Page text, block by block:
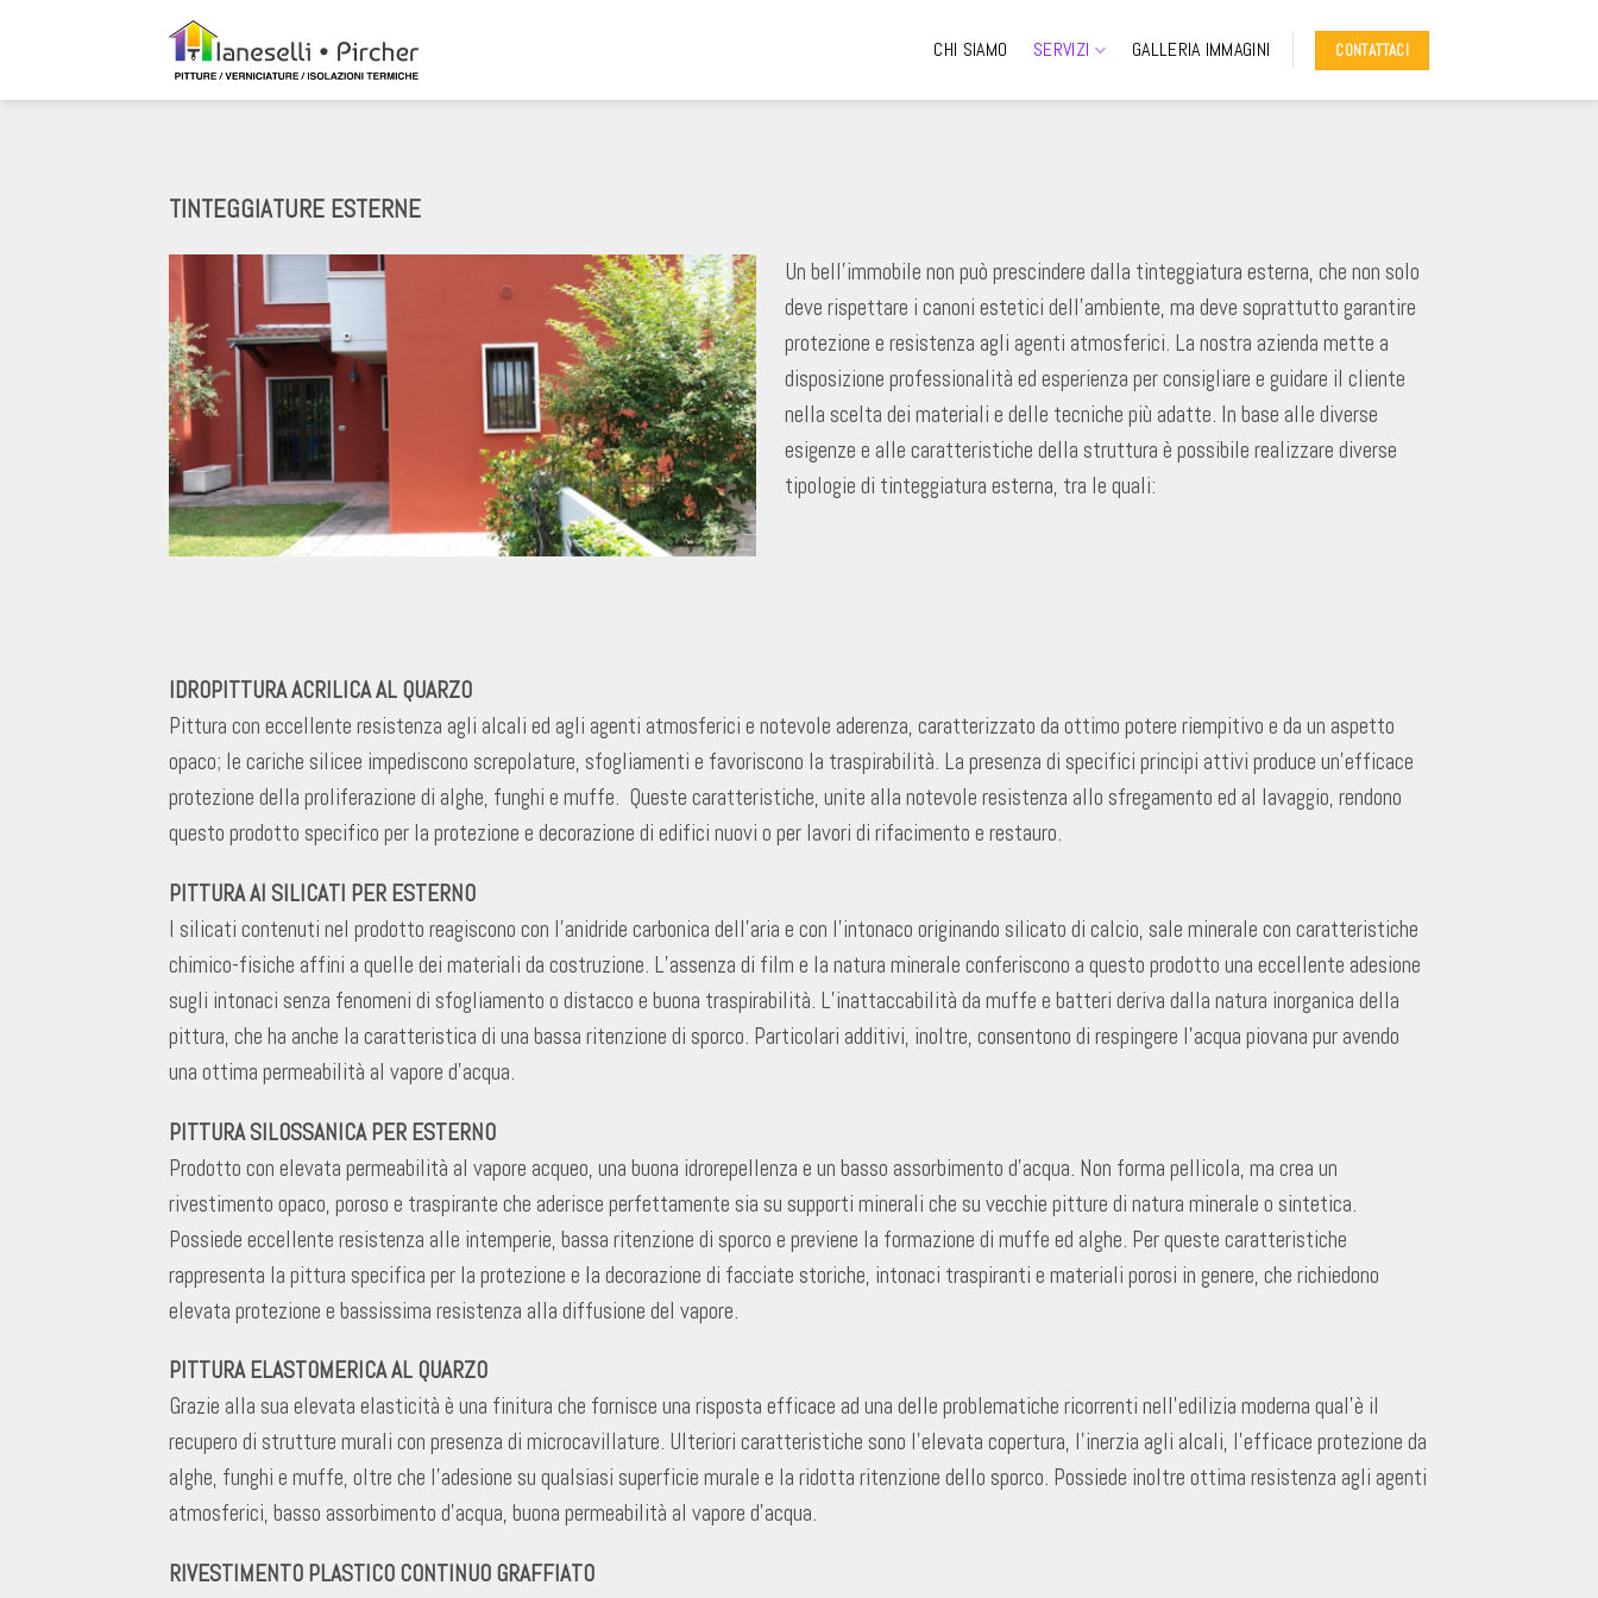
CHI SIAMO SERVIZI GALLERIA IMMAGINI CONTATTACI
TINTEGGIATURE ESTERNE
Un bell’immobile non può prescindere dalla tinteggiatura esterna, che non solo
deve rispettare i canoni estetici dell’ambiente, ma deve soprattutto garantire
protezione e resistenza agli agenti atmosferici. La nostra azienda mette a
disposizione professionalità ed esperienza per consigliare e guidare il cliente
nella scelta dei materiali e delle tecniche più adatte. In base alle diverse
esigenze e alle caratteristiche della struttura è possibile realizzare diverse
tipologie di tinteggiatura esterna, tra le quali:
IDROPITTURA ACRILICA AL QUARZO
Pittura con eccellente resistenza agli alcali ed agli agenti atmosferici e notevole aderenza, caratterizzato da ottimo potere riempitivo e da un aspetto
opaco; le cariche silicee impediscono screpolature, sfogliamenti e favoriscono la traspirabilità. La presenza di specifici principi attivi produce un’efficace
protezione della proliferazione di alghe, funghi e muffe. Queste caratteristiche, unite alla notevole resistenza allo sfregamento ed al lavaggio, rendono
questo prodotto specifico per la protezione e decorazione di edifici nuovi o per lavori di rifacimento e restauro.
PITTURA AI SILICATI PER ESTERNO
I silicati contenuti nel prodotto reagiscono con l’anidride carbonica dell’aria e con l’intonaco originando silicato di calcio, sale minerale con caratteristiche
chimico-fisiche affini a quelle dei materiali da costruzione. L’assenza di film e la natura minerale conferiscono a questo prodotto una eccellente adesione
sugli intonaci senza fenomeni di sfogliamento o distacco e buona traspirabilità. L’inattaccabilità da muffe e batteri deriva dalla natura inorganica della
pittura, che ha anche la caratteristica di una bassa ritenzione di sporco. Particolari additivi, inoltre, consentono di respingere l’acqua piovana pur avendo
una ottima permeabilità al vapore d’acqua.
PITTURA SILOSSANICA PER ESTERNO
Prodotto con elevata permeabilità al vapore acqueo, una buona idrorepellenza e un basso assorbimento d’acqua. Non forma pellicola, ma crea un
rivestimento opaco, poroso e traspirante che aderisce perfettamente sia su supporti minerali che su vecchie pitture di natura minerale o sintetica.
Possiede eccellente resistenza alle intemperie, bassa ritenzione di sporco e previene la formazione di muffe ed alghe. Per queste caratteristiche
rappresenta la pittura specifica per la protezione e la decorazione di facciate storiche, intonaci traspiranti e materiali porosi in genere, che richiedono
elevata protezione e bassissima resistenza alla diffusione del vapore.
PITTURA ELASTOMERICA AL QUARZO
Grazie alla sua elevata elasticità è una finitura che fornisce una risposta efficace ad una delle problematiche ricorrenti nell’edilizia moderna qual’è il
recupero di strutture murali con presenza di microcavillature. Ulteriori caratteristiche sono l’elevata copertura, l’inerzia agli alcali, l’efficace protezione da
alghe, funghi e muffe, oltre che l’adesione su qualsiasi superficie murale e la ridotta ritenzione dello sporco. Possiede inoltre ottima resistenza agli agenti
atmosferici, basso assorbimento d’acqua, buona permeabilità al vapore d’acqua.
RIVESTIMENTO PLASTICO CONTINUO GRAFFIATO